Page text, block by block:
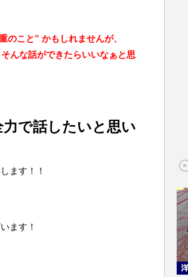
のこと” かもしれませんが、
んな話ができたらいいなぁと思
で話したいと思い
ます！！
ます！